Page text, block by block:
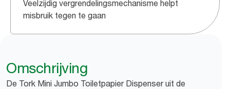
Veelzijdig vergrendelingsmechanisme helpt
misbruik tegen te gaan
Omschrijving
De Tork Mini Jumbo Toiletpapier Dispenser uit de